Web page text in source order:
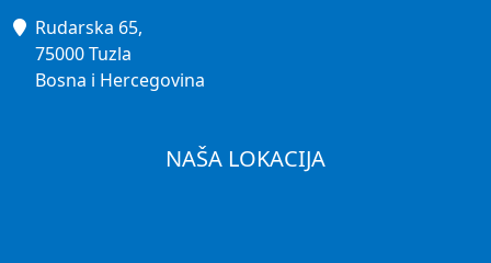
Rudarska 65,
75000 Tuzla
Bosna i Hercegovina
NAŠA LOKACIJA